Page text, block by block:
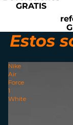
GRATIS
Estos
Nike
Air
Force
1
White